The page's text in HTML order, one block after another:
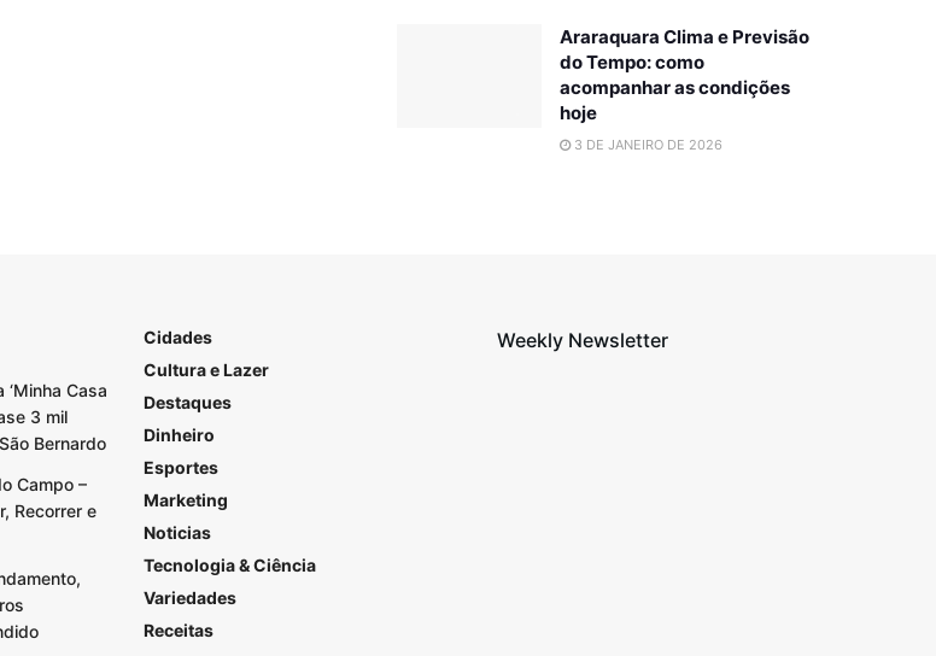
Araraquara Clima e Previsão
do Tempo: como
acompanhar as condições
hoje
3 DE JANEIRO DE 2026
Casa
3 mil
Bernardo
Campo –
Recorrer e
Cidades
Cultura e Lazer
Destaques
Dinheiro
Esportes
Marketing
Noticias
Tecnologia & Ciência
Variedades
Receitas
Weekly Newsletter